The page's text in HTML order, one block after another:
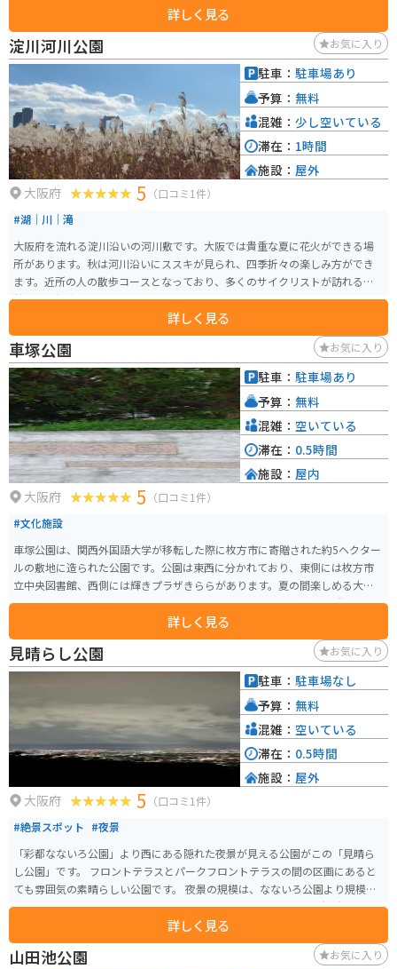
本三大八幡宮の一つとされています。宮中の四方拝で遥拝されるこの神社
は、ツーリングやバイクで訪れた旅行者にも人気の場所です。
詳しく見る
淀川河川公園 お気に入り
大阪府 5 （口コミ1件）
#湖｜川｜滝
大阪府を流れる淀川沿いの河川敷です。大阪では貴重な夏に花火ができる場
所があります。秋は河川沿いにススキが見られ、四季折々の楽しみ方ができ
ます。近所の人の散歩コースとなっており、多くのサイクリストが訪れる自
然豊かな観光スポットです。
詳しく見る
駐車： 駐車場あり
予算： 無料
混雑： 少し空いている
滞在： 1時間
施設： 屋外
車塚公園 お気に入り
大阪府 5 （口コミ1件）
#文化施設
車塚公園は、関西外国語大学が移転した際に枚方市に寄贈された約5ヘクター
ルの敷地に造られた公園です。公園は東西に分かれており、東側には枚方市
立中央図書館、西側には輝きプラザきららがあります。夏の間楽しめる大小
様々な噴水や壁泉などもあります。 さらに、カフェや健康づくりの遊具、ウ
ォーキングコースなどが備えられており、公園内には「牧野車塚古墳」とい
う国の史跡も存在します。また、防災施設としても利用されているため、最
新の設備が整っています。 バイクも置きやすいです。防災施設なのでベンチ
やトイレも充実しており、カフェなどもあるので休憩としても丁度良い場所
詳しく見る
駐車： 駐車場あり
予算： 無料
混雑： 空いている
滞在： 0.5時間
施設： 屋内
見晴らし公園 お気に入り
大阪府 5 （口コミ1件）
#絶景スポット #夜景
「彩都なないろ公園」より西にある隠れた夜景が見える公園がこの「見晴ら
し公園」です。 フロントテラスとパークフロントテラスの間の区画にあると
ても雰囲気の素晴らしい公園です。 夜景の規模は、なないろ公園より規模が
劣りますが、こちらからも、あべのハルカスやエキスポシティの観覧車「レ
ッドホースオオサカホイール」のライトアップも見ることができます。 ただ
住宅街の中にあるので深夜の訪問はしないことと、もちろん静かに夜景観賞
しましょう。 雰囲気は大阪府の郊外夜景スポットでもトップクラスに間違い
詳しく見る
駐車： 駐車場なし
予算： 無料
混雑： 空いている
滞在： 0.5時間
施設： 屋外
山田池公園 お気に入り